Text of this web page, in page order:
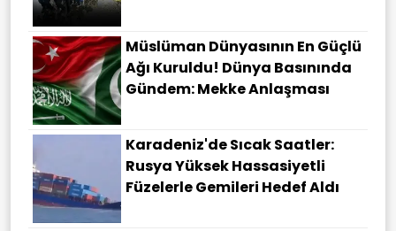
Müslüman Dünyasının En Güçlü
Ağı Kuruldu! Dünya Basınında
Gündem: Mekke Anlaşması
Karadeniz'de Sıcak Saatler:
Rusya Yüksek Hassasiyetli
Füzelerle Gemileri Hedef Aldı